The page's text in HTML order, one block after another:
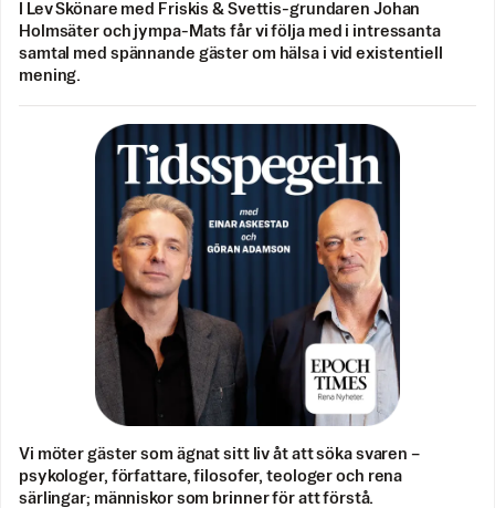
I Lev Skönare med Friskis & Svettis-grundaren Johan
Holmsäter och jympa-Mats får vi följa med i intressanta
samtal med spännande gäster om hälsa i vid existentiell
mening.
Vi möter gäster som ägnat sitt liv åt att söka svaren –
psykologer, författare, filosofer, teologer och rena
särlingar; människor som brinner för att förstå.